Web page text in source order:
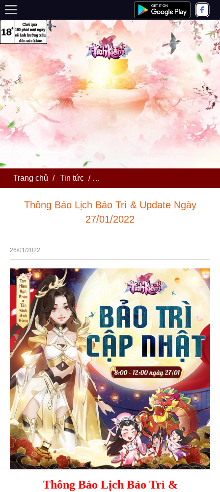
Trang chủ / Tin tức / Thông Báo Lịch Bảo Trì & Update
Thông Báo Lịch Bảo Trì & Update Ngày
27/01/2022
26/01/2022
Thông Báo Lịch Bảo Trì &